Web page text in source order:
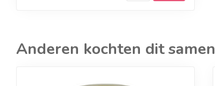
Anderen kochten dit samen